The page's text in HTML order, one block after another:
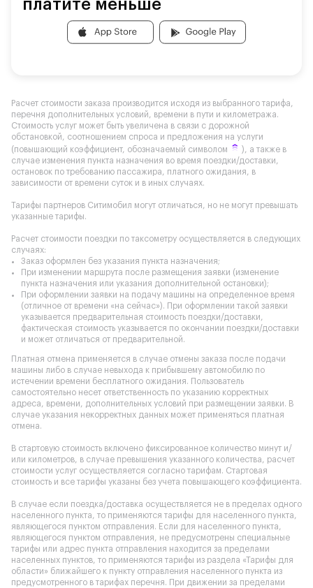
платите меньше
Расчет стоимости заказа производится исходя из выбранного тарифа,
перечня дополнительных условий, времени в пути и километража.
Стоимость услуг может быть увеличена в связи с дорожной
обстановкой, соотношением спроса и предложения на услуги
(повышающий коэффициент, обозначаемый символом
), а также в
случае изменения пункта назначения во время поездки/доставки,
остановок по требованию пассажира, платного ожидания, в
зависимости от времени суток и в иных случаях.
Тарифы партнеров Ситимобил могут отличаться, но не могут превышать
указанные тарифы.
Расчет стоимости поездки по таксометру осуществляется в следующих
случаях:
Заказ оформлен без указания пункта назначения;
При изменении маршрута после размещения заявки (изменение
пункта назначения или указания дополнительной остановки);
При оформлении заявки на подачу машины на определенное время
(отличное от времени «на сейчас»). При оформлении такой заявки
указывается предварительная стоимость поездки/доставки,
фактическая стоимость указывается по окончании поездки/доставки
и может отличаться от предварительной.
Платная отмена применяется в случае отмены заказа после подачи
машины либо в случае невыхода к прибывшему автомобилю по
истечении времени бесплатного ожидания. Пользователь
самостоятельно несет ответственность по указанию корректных
адреса, времени, дополнительных условий при размещении заявки. В
случае указания некорректных данных может применяться платная
отмена.
В стартовую стоимость включено фиксированное количество минут и/
или километров, в случае превышения указанного количества, расчет
стоимости услуг осуществляется согласно тарифам. Стартовая
стоимость и все тарифы указаны без учета повышающего коэффициента.
В случае если поездка/доставка осуществляется не в пределах одного
населенного пункта, то применяются тарифы для населенного пункта,
являющегося пунктом отправления. Если для населенного пункта,
являющегося пунктом отправления, не предусмотрены специальные
тарифы или адрес пункта отправления находится за пределами
населенных пунктов, то применяются тарифы из раздела «Тарифы для
области» ближайшего к пункту отправления населенного пункта из
предусмотренного в тарифах перечня. При движении за пределами